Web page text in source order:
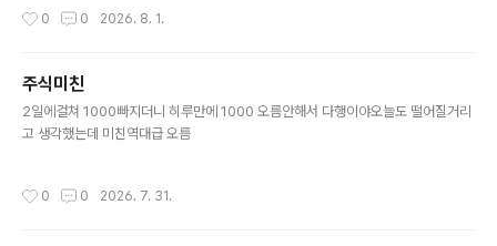
0 0 2026. 8. 1.
주식미친
2일에걸쳐 1000빠지더니 히루만에 1000 오름안해서 다행이야오늘도 떨어질거리
고 생각했는데 미친역대급 오름
0 0 2026. 7. 31.